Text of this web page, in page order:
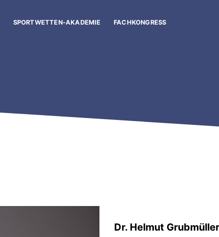
SPORTWETTEN-AKADEMIE FACHKONGRESS
Dr. Helmut Grubmüller